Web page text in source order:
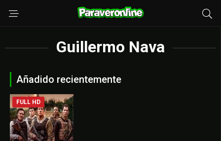
Guillermo Nava
Añadido recientemente
FULL HD